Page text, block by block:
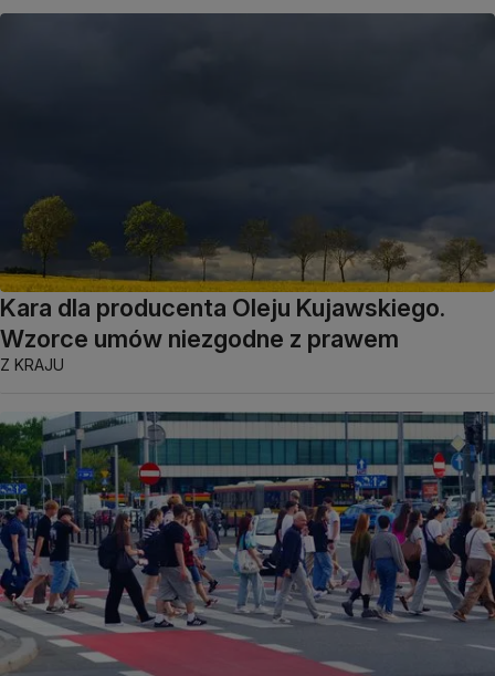
Kara dla producenta Oleju Kujawskiego.
Wzorce umów niezgodne z prawem
Z KRAJU